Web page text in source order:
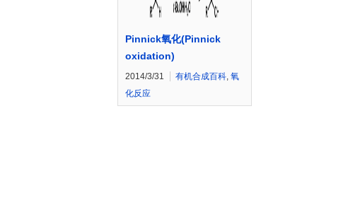
Pinnick氧化(Pinnick
oxidation)
2014/3/31 有机合成百科, 氧
化反应